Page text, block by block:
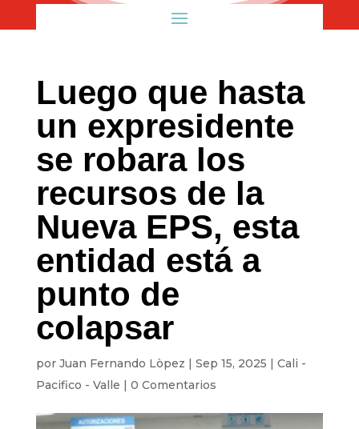
Luego que hasta
un expresidente
se robara los
recursos de la
Nueva EPS, esta
entidad está a
punto de
colapsar
por Juan Fernando Lòpez | Sep 15, 2025 | Cali -
Pacifico - Valle | 0 Comentarios